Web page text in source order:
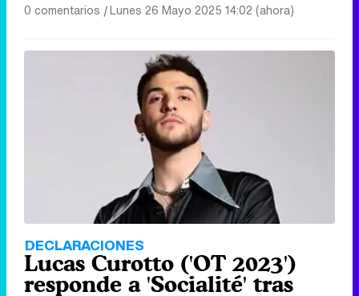
0 comentarios |Lunes 26 Mayo 2025 14:02 (ahora)
DECLARACIONES
Lucas Curotto ('OT 2023')
responde a 'Socialité' tras